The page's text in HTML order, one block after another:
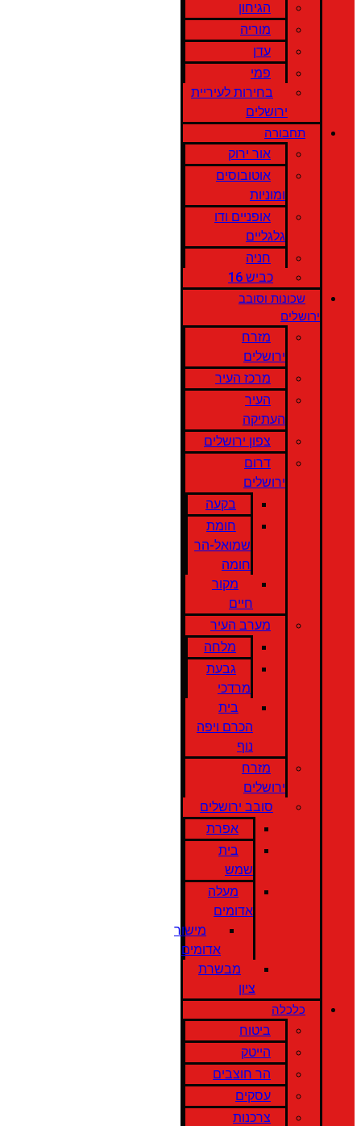
הגיחון
מוריה
עדן
פמי
בחירות לעיריית
ירושלים
תחבורה
אור ירוק
אוטובוסים
ומוניות
אופניים ודו
גלגליים
חניה
כביש 16
שכונות וסובב
ירושלים
מזרח
ירושלים
מרכז העיר
העיר
העתיקה
צפון ירושלים
דרום
ירושלים
בקעה
חומת
שמואל-הר
חומה
מקור
חיים
מערב העיר
מלחה
גבעת
מרדכי
בית
הכרם ויפה
נוף
מזרח
ירושלים
סובב ירושלים
אפרת
בית
שמש
מעלה
אדומים
מישור
אדומים
מבשרת
ציון
כלכלה
ביטוח
הייטק
הר חוצבים
עסקים
צרכנות